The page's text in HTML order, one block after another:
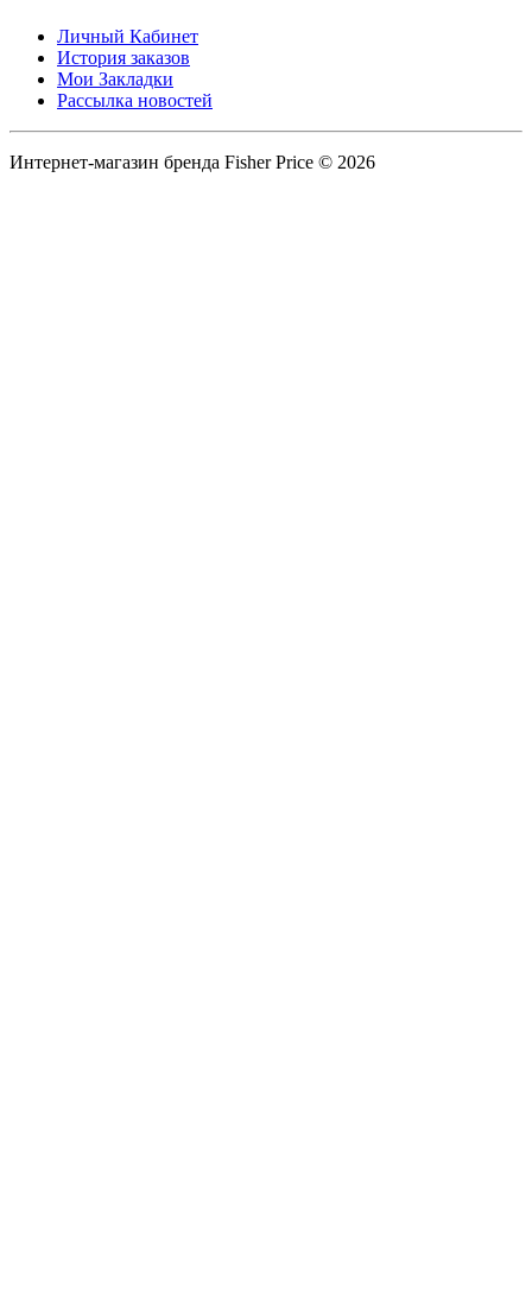
Личный Кабинет
История заказов
Мои Закладки
Рассылка новостей
Интернет-магазин бренда Fisher Price © 2026